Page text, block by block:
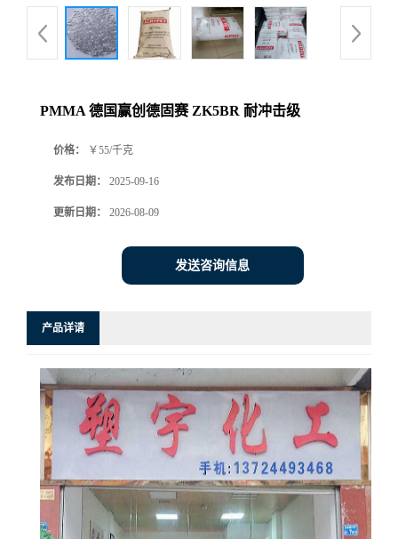
PMMA 德国赢创德固赛 ZK5BR 耐冲击级
价格： ￥55/千克
发布日期： 2025-09-16
更新日期： 2026-08-09
发送咨询信息
产品详请